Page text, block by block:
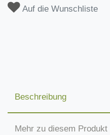
Auf die Wunschliste
Beschreibung
Mehr zu diesem Produkt